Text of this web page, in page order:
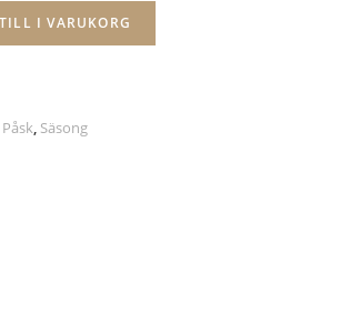
I VARUKORG
Påsk, Säsong